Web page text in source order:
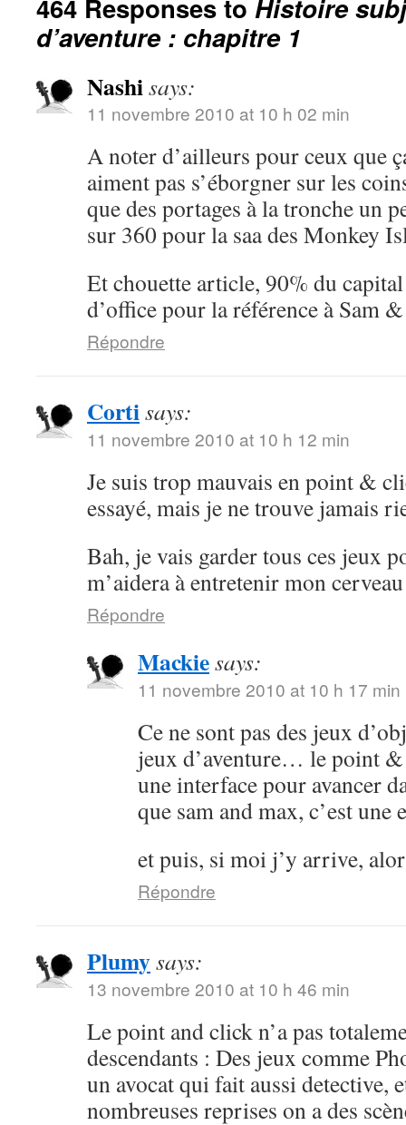
464 Responses to Histoire
d’aventure : chapitre 1
Nashisays:
11 novembre 2010 at 10 h 02 min
A noter d’ailleurs pour ceux que
aiment pas s’éborgner sur les
que des portages à la tronche un
sur 360 pour la saa des Monkey
Et chouette article, 90% du
d’office pour la référence à Sam
Répondre
Cortisays:
11 novembre 2010 at 10 h 12 min
Je suis trop mauvais en point &
essayé, mais je ne trouve jamais
Bah, je vais garder tous ces jeux
m’aidera à entretenir mon
Répondre
Mackiesays:
11 novembre 2010 at 10 h 17 min
Ce ne sont pas des jeux
jeux d’aventure… le point
une interface pour avancer
que sam and max, c’est
et puis, si moi j’y arrive,
Répondre
Plumysays:
13 novembre 2010 at 10 h 46 min
Le point and click n’a pas
descendants : Des jeux comme
un avocat qui fait aussi detective,
nombreuses reprises on a des